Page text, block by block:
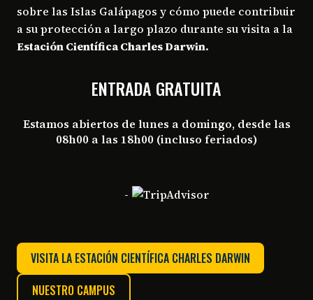
sobre las Islas Galápagos y cómo puede contribuir
a su protección a largo plazo durante su visita a la
Estación Científica Charles Darwin.
ENTRADA GRATUITA
Estamos abiertos de lunes a domingo, desde las
08h00 a las 18h00 (incluso feriados)
VISITA LA ESTACIÓN CIENTÍFICA CHARLES DARWIN
NUESTRO CAMPUS